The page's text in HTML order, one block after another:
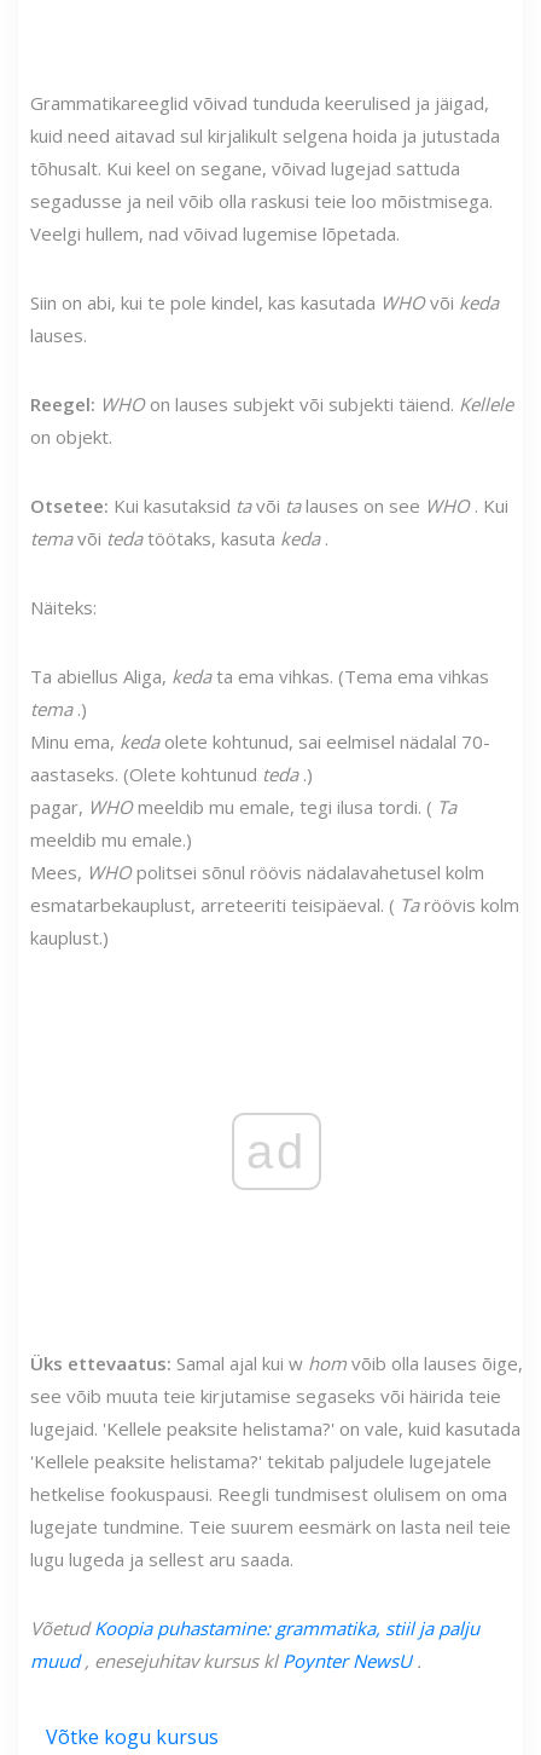
Grammatikareeglid võivad tunduda keerulised ja jäigad,
kuid need aitavad sul kirjalikult selgena hoida ja jutustada
tõhusalt. Kui keel on segane, võivad lugejad sattuda
segadusse ja neil võib olla raskusi teie loo mõistmisega.
Veelgi hullem, nad võivad lugemise lõpetada.
Siin on abi, kui te pole kindel, kas kasutada WHOvõi keda
lauses.
Reegel: WHOon lauses subjekt või subjekti täiend. Kellele
on objekt.
Otsetee: Kui kasutaksid tavõi talauses on see WHO. Kui
temavõi tedatöötaks, kasuta keda.
Näiteks:
Ta abiellus Aliga, kedata ema vihkas. (Tema ema vihkas
tema.)
Minu ema, kedaolete kohtunud, sai eelmisel nädalal 70-
aastaseks. (Olete kohtunud teda.)
pagar, WHOmeeldib mu emale, tegi ilusa tordi. ( Ta
meeldib mu emale.)
Mees, WHOpolitsei sõnul röövis nädalavahetusel kolm
esmatarbekauplust, arreteeriti teisipäeval. ( Taröövis kolm
kauplust.)
ad
Üks ettevaatus: Samal ajal kui w hom võib olla lauses õige,
see võib muuta teie kirjutamise segaseks või häirida teie
lugejaid. 'Kellele peaksite helistama?' on vale, kuid kasutada
'Kellele peaksite helistama?' tekitab paljudele lugejatele
hetkelise fookuspausi. Reegli tundmisest olulisem on oma
lugejate tundmine. Teie suurem eesmärk on lasta neil teie
lugu lugeda ja sellest aru saada.
VõetudKoopia puhastamine: grammatika, stiil ja palju
muud, enesejuhitav kursus kl Poynter NewsU.
Võtke kogu kursus